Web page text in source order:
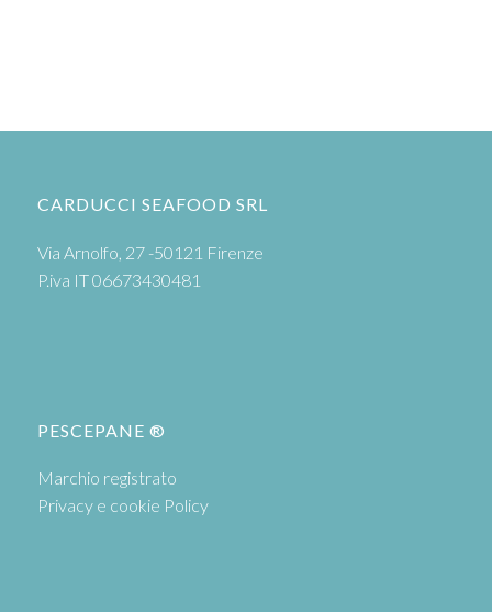
CARDUCCI SEAFOOD SRL
Via Arnolfo, 27 -50121 Firenze
P.iva IT 06673430481
PESCEPANE ®
Marchio registrato
Privacy e cookie Policy